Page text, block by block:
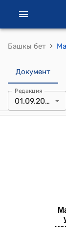
Башкы бет ›
Документ
Редакция
01.09.2025